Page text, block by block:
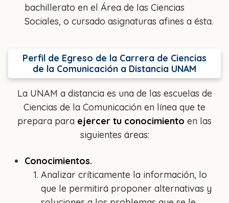
bachillerato en el Área de las Ciencias
Sociales, o cursado asignaturas afines a ésta.
Perfil de Egreso de la Carrera de Ciencias
de la Comunicación a Distancia UNAM
La UNAM a distancia es una de las escuelas de
Ciencias de la Comunicación en línea que te
prepara para ejercer tu conocimiento en las
siguientes áreas:
Conocimientos.
Analizar críticamente la información, lo
que le permitirá proponer alternativas y